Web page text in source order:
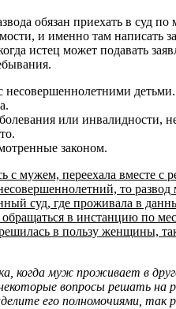
обязан приехать в суд по
и именно там написать
истец может подавать
детьми.
или инвалидности,
законом.
с мужем, переехала вместе с
то
суд, где проживала в
в инстанцию по
в пользу женщины,
когда муж проживает в
вопросы решать на
его полномочиями, так